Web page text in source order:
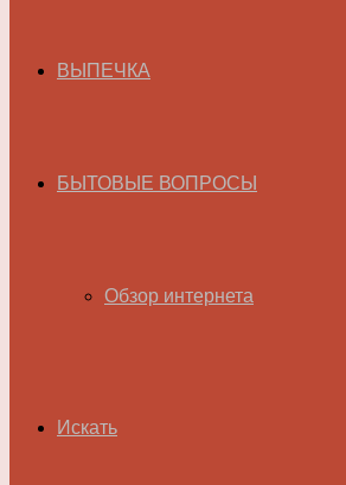
ВЫПЕЧКА
БЫТОВЫЕ ВОПРОСЫ
Обзор интернета
Искать